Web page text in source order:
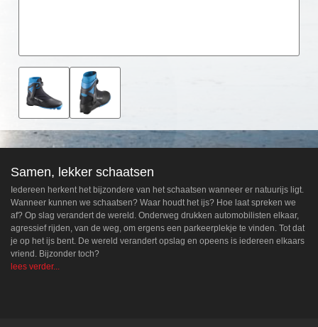
Samen, lekker schaatsen
Iedereen herkent het bijzondere van het schaatsen wanneer er natuurijs ligt.
Wanneer kunnen we schaatsen? Waar houdt het ijs? Hoe laat spreken we
af? Op slag verandert de wereld. Onderweg drukken automobilisten elkaar,
agressief rijden, van de weg, om ergens een parkeerplekje te vinden. Tot dat
je op het ijs bent. De wereld verandert opslag en opeens is iedereen elkaars
vriend. Bijzonder toch?
lees verder...